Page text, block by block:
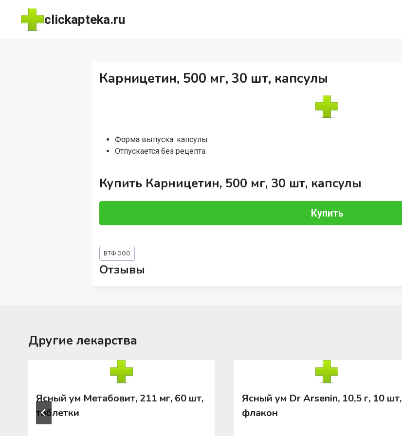
Перейти
содержимому
clickapteka.ru
Карницетин, 500 мг, 30 шт, капсулы
Форма выпуска: капсулы
Отпускается без рецепта
Купить Карницетин, 500 мг, 30 шт, капсулы
Купить
Метки
записи:
ВТФ ООО
Отзывы
Другие лекарства
Ясный ум Метабовит, 211 мг, 60 шт,
таблетки
Ясный ум Dr Arsenin, 10,5 г, 10 шт,
флакон